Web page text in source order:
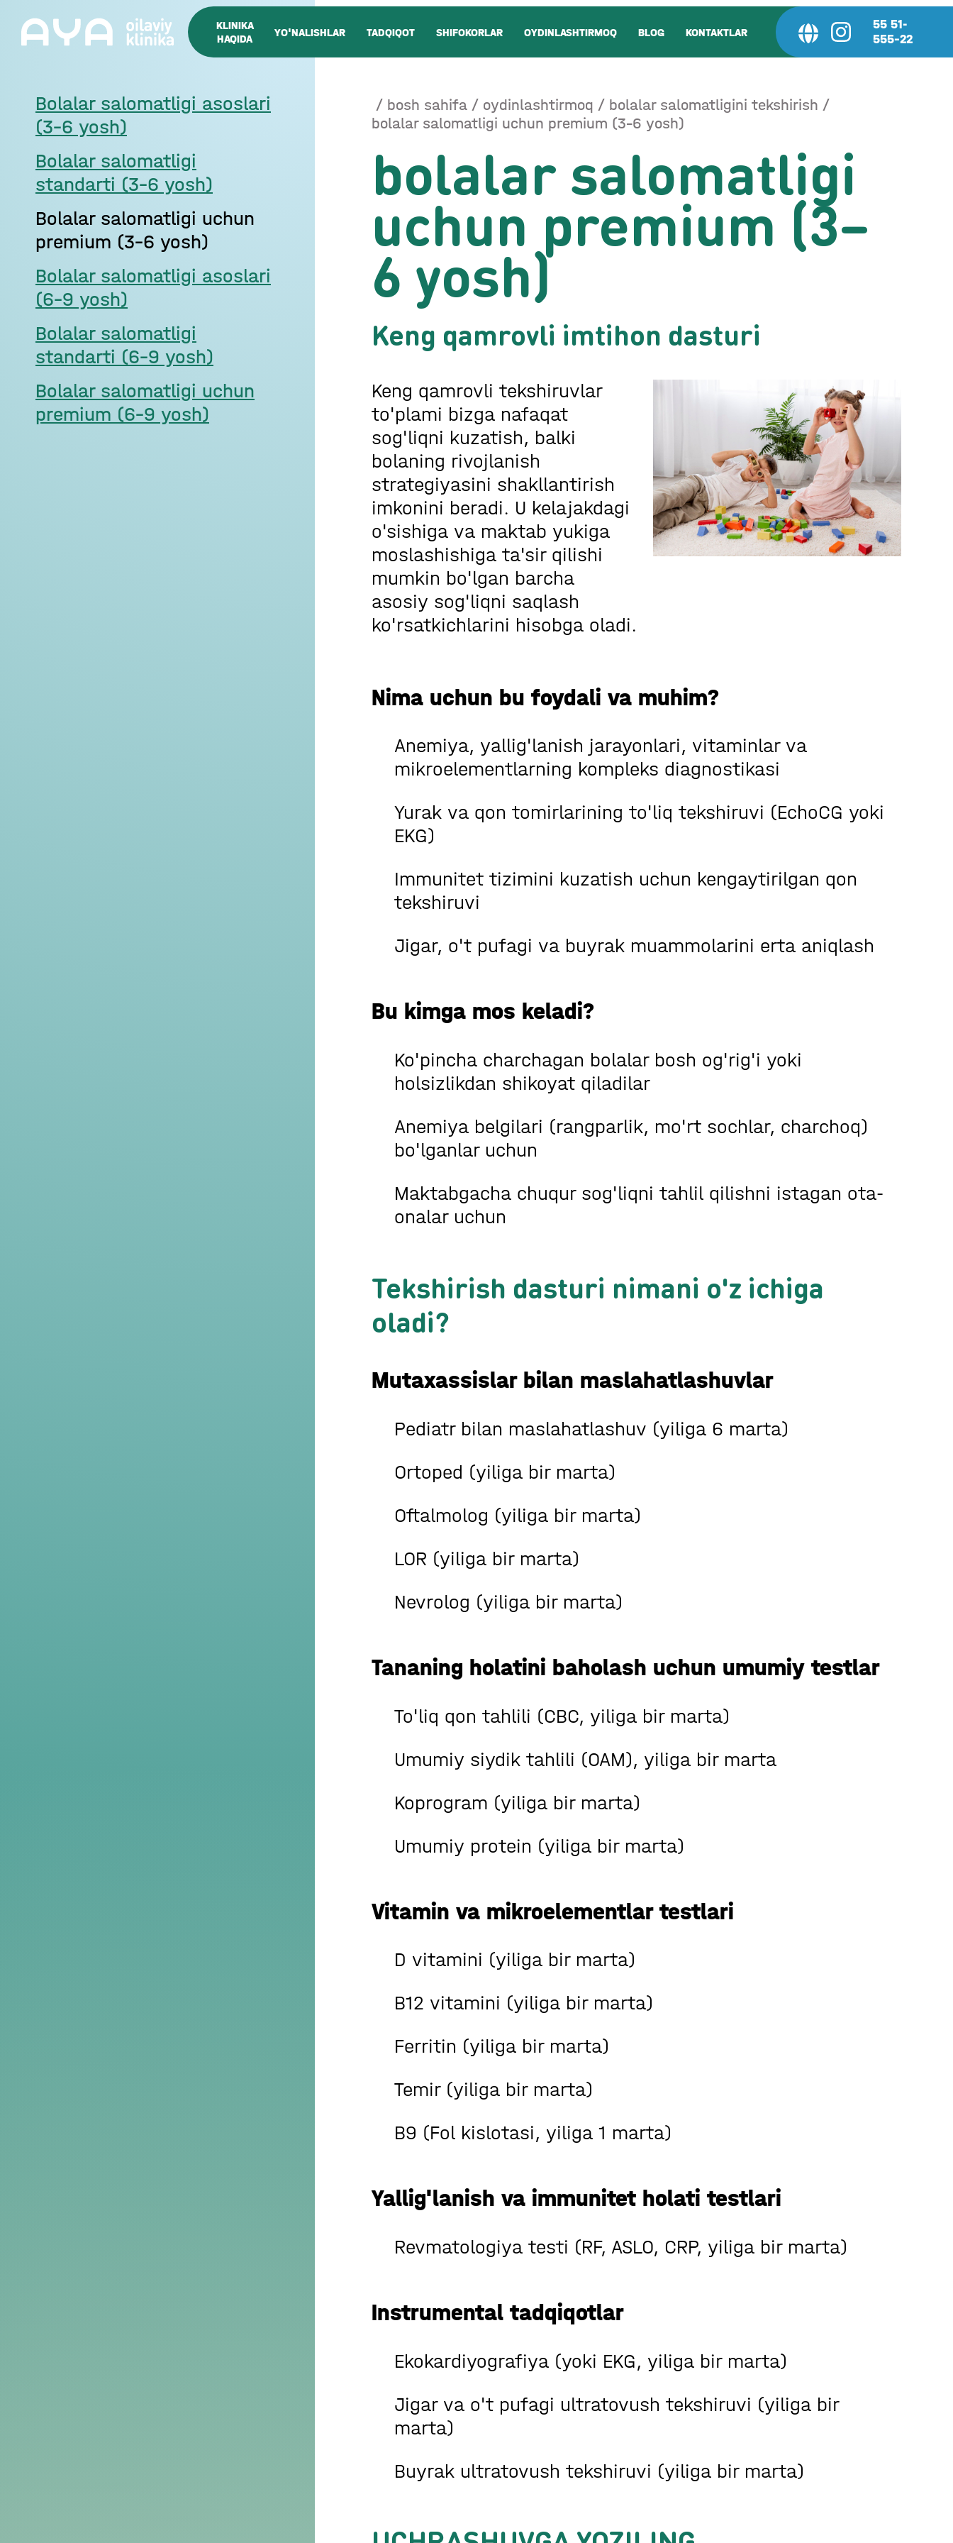
KLINIKA
HAQIDA
YO'NALISHLAR TADQIQOT SHIFOKORLAR OYDINLASHTIRMOQ BLOG KONTAKTLAR
55 51-
555-22
Bolalar salomatligi asoslari
(3-6 yosh)
Bolalar salomatligi
standarti (3–6 yosh)
Bolalar salomatligi uchun
premium (3–6 yosh)
Bolalar salomatligi asoslari
(6–9 yosh)
Bolalar salomatligi
standarti (6–9 yosh)
Bolalar salomatligi uchun
premium (6–9 yosh)
bosh sahifa oydinlashtirmoq
bolalar salomatligini tekshirish
bolalar salomatligi uchun premium (3–6 yosh)
bolalar salomatligi
uchun premium (3–
6 yosh)
Keng qamrovli imtihon dasturi
Keng qamrovli tekshiruvlar
to'plami bizga nafaqat
sog'liqni kuzatish, balki
bolaning rivojlanish
strategiyasini shakllantirish
imkonini beradi. U kelajakdagi
o'sishiga va maktab yukiga
moslashishiga ta'sir qilishi
mumkin bo'lgan barcha
asosiy sog'liqni saqlash
ko'rsatkichlarini hisobga oladi.
Nima uchun bu foydali va muhim?
Anemiya, yallig'lanish jarayonlari, vitaminlar va
mikroelementlarning kompleks diagnostikasi
Yurak va qon tomirlarining to'liq tekshiruvi (EchoCG yoki
EKG)
Immunitet tizimini kuzatish uchun kengaytirilgan qon
tekshiruvi
Jigar, o't pufagi va buyrak muammolarini erta aniqlash
Bu kimga mos keladi?
Ko'pincha charchagan bolalar bosh og'rig'i yoki
holsizlikdan shikoyat qiladilar
Anemiya belgilari (rangparlik, mo'rt sochlar, charchoq)
bo'lganlar uchun
Maktabgacha chuqur sog'liqni tahlil qilishni istagan ota-
onalar uchun
Tekshirish dasturi nimani o'z ichiga
oladi?
Mutaxassislar bilan maslahatlashuvlar
Pediatr bilan maslahatlashuv (yiliga 6 marta)
Ortoped (yiliga bir marta)
Oftalmolog (yiliga bir marta)
LOR (yiliga bir marta)
Nevrolog (yiliga bir marta)
Tananing holatini baholash uchun umumiy testlar
To'liq qon tahlili (CBC, yiliga bir marta)
Umumiy siydik tahlili (OAM), yiliga bir marta
Koprogram (yiliga bir marta)
Umumiy protein (yiliga bir marta)
Vitamin va mikroelementlar testlari
D vitamini (yiliga bir marta)
B12 vitamini (yiliga bir marta)
Ferritin (yiliga bir marta)
Temir (yiliga bir marta)
B9 (Fol kislotasi, yiliga 1 marta)
Yallig'lanish va immunitet holati testlari
Revmatologiya testi (RF, ASLO, CRP, yiliga bir marta)
Instrumental tadqiqotlar
Ekokardiyografiya (yoki EKG, yiliga bir marta)
Jigar va o't pufagi ultratovush tekshiruvi (yiliga bir
marta)
Buyrak ultratovush tekshiruvi (yiliga bir marta)